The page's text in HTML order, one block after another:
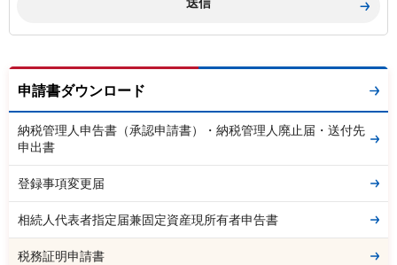
申請書ダウンロード
納税管理人申告書（承認申請書）・納税管理人廃止届・送付先
申出書
登録事項変更届
相続人代表者指定届兼固定資産現所有者申告書
税務証明申請書